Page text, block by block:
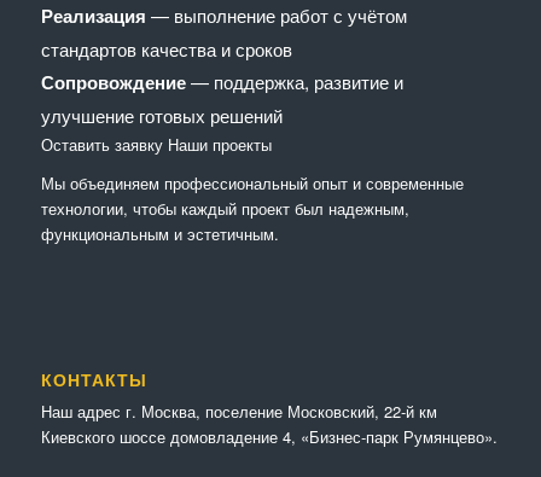
Реализация — выполнение работ с учётом
стандартов качества и сроков
Сопровождение— поддержка, развитие и
улучшение готовых решений
Оставить заявку Наши проекты
Мы объединяем профессиональный опыт и современные
технологии, чтобы каждый проект был надежным,
функциональным и эстетичным.
КОНТАКТЫ
Наш адрес г. Москва, поселение Московский, 22-й км
Киевского шоссе домовладение 4, «Бизнес-парк Румянцево».